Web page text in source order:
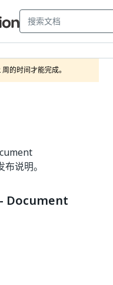
的时间才能完成。
说明。
Document